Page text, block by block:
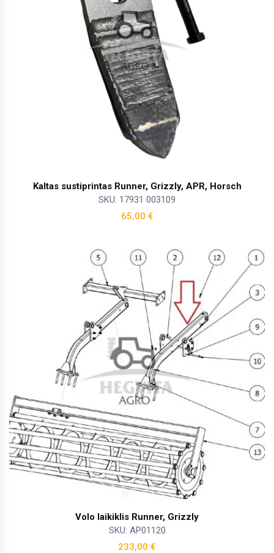
Kaltas sustiprintas Runner, Grizzly, APR, Horsch
SKU: 17931 003109
65,00 €
Volo laikiklis Runner, Grizzly
SKU: AP01120
233,00 €